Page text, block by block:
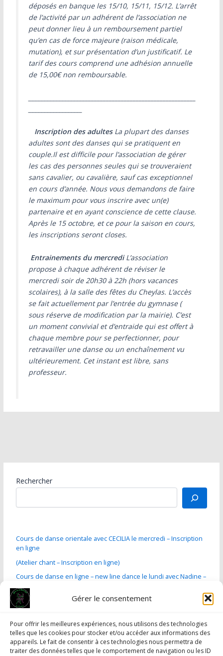
Gérer le consentement
Pour offrir les meilleures expériences, nous utilisons des technologies
telles que les cookies pour stocker et/ou accéder aux informations des
appareils. Le fait de consentir à ces technologies nous permettra de
traiter des données telles que le comportement de navigation ou les ID
déposés en banque les 15/10, 15/11, 15/12. L’arrêt
de l’activité par un adhérent de l’association ne
peut donner lieu à un remboursement partiel
qu’en cas de force majeure (raison médicale,
mutation), et sur présentation d’un justificatif. Le
tarif des cours comprend une adhésion annuelle
de 15,00€ non remboursable.
Inscription des adultesLa plupart des danses
adultes sont des danses qui se pratiquent en
couple.Il est difficile pour l’association de gérer
les cas des personnes seules qui se trouveraient
sans cavalier, ou cavalière, sauf cas exceptionnel
en cours d’année. Nous vous demandons de faire
le maximum pour vous inscrire avec un(e)
partenaire et en ayant conscience de cette clause.
Après le 15 octobre, et ce pour la saison en cours,
les inscriptions seront closes.
Entrainements du mercrediL’association
propose à chaque adhérent de réviser le
mercredi soir de 20h30 à 22h (hors vacances
scolaires), à la salle des fêtes du Cheylas. L’accès
se fait actuellement par l’entrée du gymnase (
sous réserve de modification par la mairie). C’est
un moment convivial et d’entraide qui est offert à
chaque membre pour se perfectionner, pour
retravailler une danse ou un enchaînement vu
ultérieurement. Cet instant est libre, sans
professeur.
Rechercher
Cours de danse orientale avec CECILIA le mercredi – Inscription
en ligne
(Atelier chant – Inscription en ligne)
Cours de danse en ligne – new line dance le lundi avec Nadine –
Cours danses de salon le jeudi avec Lionel – Inscriptions en
ligne
Cours de LATINO le lundi avec Mandy – Inscription en ligne
cours mercredi et jeudi – Laura street jazz – inscription en ligne